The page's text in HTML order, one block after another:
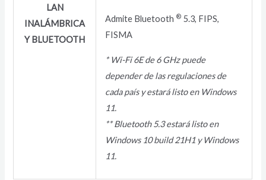
LAN
INALÁMBRICA
Y BLUETOOTH
Admite Bluetooth ® 5.3, FIPS,
FISMA
* Wi-Fi 6E de 6 GHz puede
depender de las regulaciones de
cada país y estará listo en Windows
11.
** Bluetooth 5.3 estará listo en
Windows 10 build 21H1 y Windows
11.